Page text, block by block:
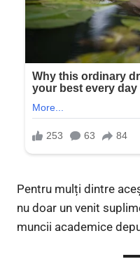
Pentru mulți dintre
nu doar un venit
muncii academice